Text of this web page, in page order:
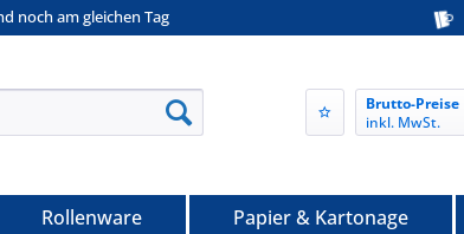
noch am gleichen Tag
Brutto-Preise
inkl. MwSt.
Rollenware Papier & Kartonage